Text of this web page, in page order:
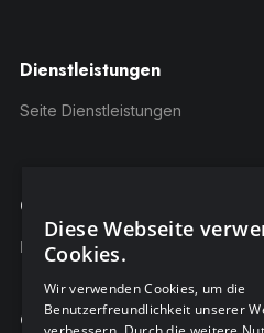
Dienstleistungen
Seite Dienstleistungen
C-Risk-Education
Kursangebot
Company
Diese Webseite
Cookies.
Wir verwenden Cookies, um die
Benutzerfreundlichkeit unserer